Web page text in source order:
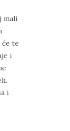
mali
te
i
i